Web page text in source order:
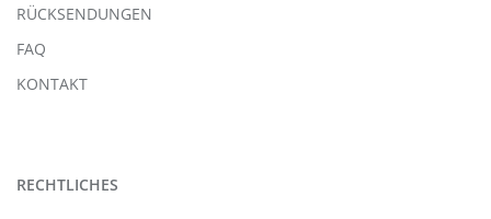
RÜCKSENDUNGEN
FAQ
KONTAKT
RECHTLICHES